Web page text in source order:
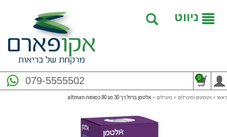
ניווט
079-5555502 0
ראשי > ויטמינים ומינרלים > מינרלים > ‏אלטמן ברזל רך 30 מג 80 כמוסות altman